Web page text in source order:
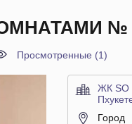
№
Просмотренные (1)
ЖК SO
Город